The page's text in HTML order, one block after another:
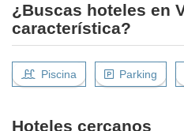
¿Buscas hoteles en
característica?
Piscina Parking
Hoteles cercanos